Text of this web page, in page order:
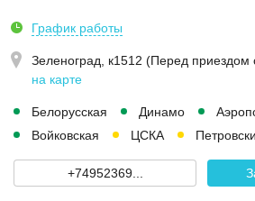
График работы
Зеленоград, к1512 (Перед приездом
на карте
Белорусская Динамо
Войковская
ЦСКА
+74952369...